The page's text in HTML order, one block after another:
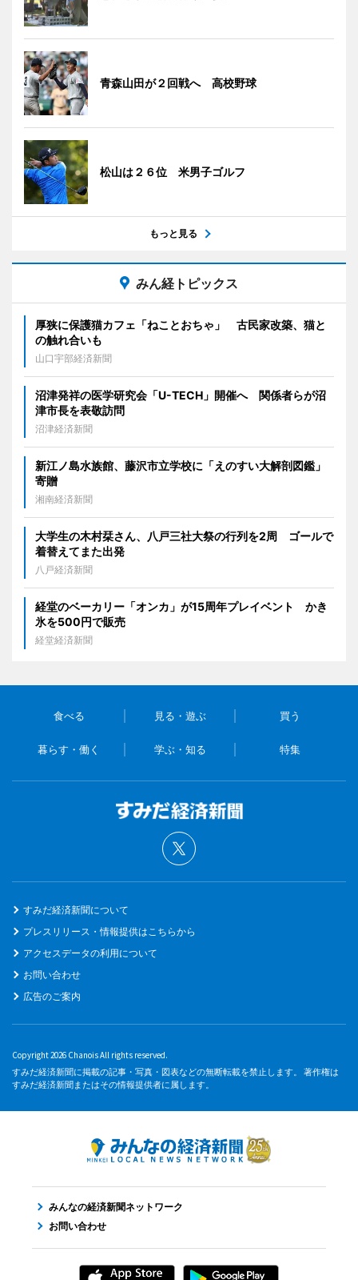
青森山田が２回戦へ 高校野球
松山は２６位 米男子ゴルフ
もっと見る
みん経トピックス
厚狭に保護猫カフェ「ねことおちゃ」 古民家改築、猫と
の触れ合いも
山口宇部経済新聞
沼津発祥の医学研究会「U-TECH」開催へ 関係者らが沼
津市長を表敬訪問
沼津経済新聞
新江ノ島水族館、藤沢市立学校に「えのすい大解剖図鑑」
寄贈
湘南経済新聞
大学生の木村栞さん、八戸三社大祭の行列を2周 ゴールで
着替えてまた出発
八戸経済新聞
経堂のベーカリー「オンカ」が15周年プレイベント かき
氷を500円で販売
経堂経済新聞
食べる 見る・遊ぶ 買う
暮らす・働く 学ぶ・知る 特集
すみだ経済新聞について
プレスリリース・情報提供はこちらから
アクセスデータの利用について
お問い合わせ
広告のご案内
Copyright 2026 Chanois All rights reserved.
すみだ経済新聞に掲載の記事・写真・図表などの無断転載を禁止します。 著作権は
すみだ経済新聞またはその情報提供者に属します。
みんなの経済新聞ネットワーク
お問い合わせ